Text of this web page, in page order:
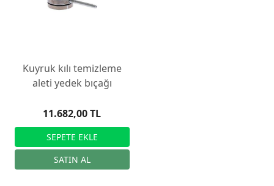
Kuyruk kılı temizleme
aleti yedek bıçağı
11.682,00 TL